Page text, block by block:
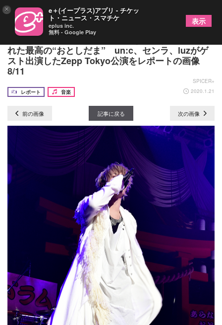
あらなるめい 歌と仲間をこよなく愛する彼らがく
れた最高の“おとしだま” un:c、センラ、luzがゲ
スト出演したZepp Tokyo公演をレポートの画像
8/11
SPICER+
レポート
音楽 2020.1.21
前の画像 記事に戻る 次の画像
× e＋(イープラス)アプリ - チケッ
ト・ニュース・スマチケ
eplus inc.
無料 - Google Play
表示